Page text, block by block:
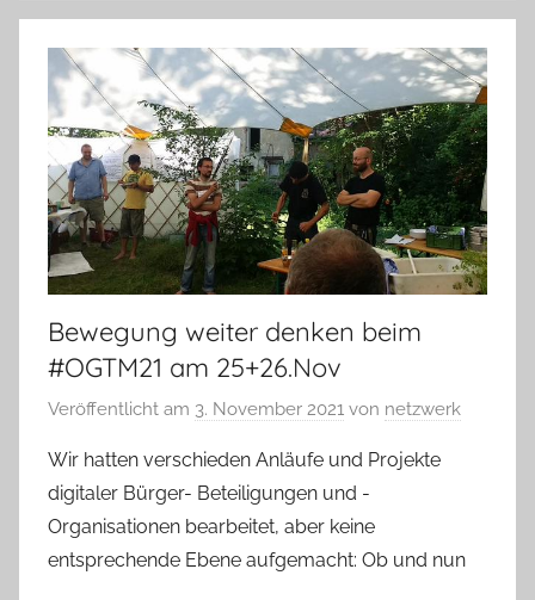
Bewegung weiter denken beim
#OGTM21 am 25+26.Nov
Veröffentlicht am 3. November 2021 von netzwerk
Wir hatten verschieden Anläufe und Projekte
digitaler Bürger- Beteiligungen und -
Organisationen bearbeitet, aber keine
entsprechende Ebene aufgemacht: Ob und nun